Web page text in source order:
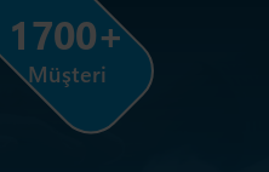
1700+
Müşteri